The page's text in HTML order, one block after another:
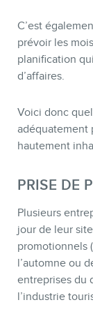
C’est
prévoir les
planification
d’affaires.
Voici donc
adéquatement
hautement
PRISE DE
Plusieurs
jour de leur
promotionnels
l’automne ou
entreprises du
l’industrie